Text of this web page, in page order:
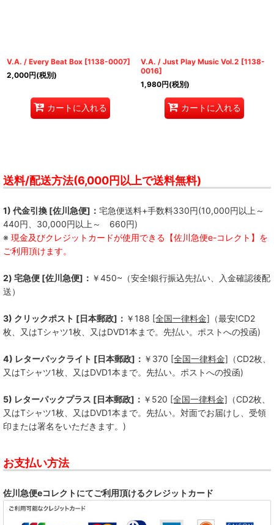
V.A. / Every Beat Box [1138-0007]
2,000円(税別)
カートに入れる
V.A. / Just Play Music Vol.2 [1138-
0016]
1,980円(税別)
カートに入れる
送料/配送方法(6,000円以上で送料無料)
1) 代金引換 [佐川急便]： 宅急便送料+手数料330円(10,000円以上～
440円、30,000円以上～ 660円)
※ 現金及びクレジットカードが使用できる【佐川急便e-コレクト】を
ご利用頂けます。
2) 宅急便 [佐川急便]： ￥450~（安全!銀行振込先払い、入金確認後配
送）
3) クリックポスト [日本郵政]： ￥188 [全国一律料金] （最安!CD2
枚、又はTシャツ1枚、又はDVD1本まで。先払い。ポストへの投函)
4) レターパックライト [日本郵政]： ￥370 [全国一律料金] （CD2枚、
又はTシャツ1枚、又はDVD1本まで。先払い。ポストへの投函)
5) レターパックプラス [日本郵政]： ￥520 [全国一律料金] （CD2枚、
又はTシャツ1枚、又はDVD1本まで。先払い。対面でお届けし、受領
印または署名をいただきます。)
お支払い方法
佐川急便eコレクトにてご利用頂けるクレジットカード